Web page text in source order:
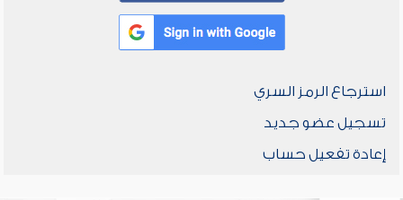
استرجاع الرمز السري
تسجيل عضو جديد
إعادة تفعيل حساب